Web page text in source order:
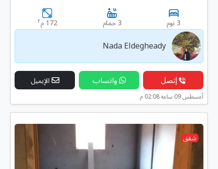
3 نوم 3 حمام 172 م ٢
Nada Eldegheady
إتصل واتساب الإيميل
أغسطس 09 ساعه 02:08 م
شقق